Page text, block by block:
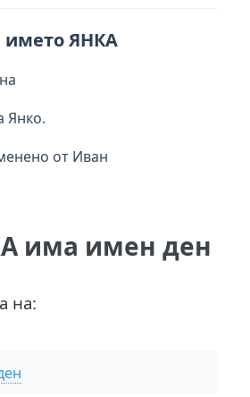
името ЯНКА
Янко.
от Иван
има имен ден
на: